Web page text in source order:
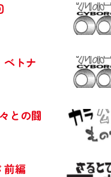
トナ
との闘
前編